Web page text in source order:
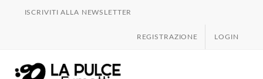
ISCRIVITI ALLA NEWSLETTER
REGISTRAZIONE LOGIN